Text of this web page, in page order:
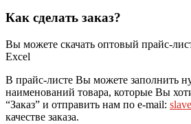
Как сделать заказ?
Вы можете скачать оптовый прайс-
Excel
В прайс-листе Вы можете заполнить
наименований товара, которые Вы
“Заказ” и отправить нам по e-mail:
качестве заказа.